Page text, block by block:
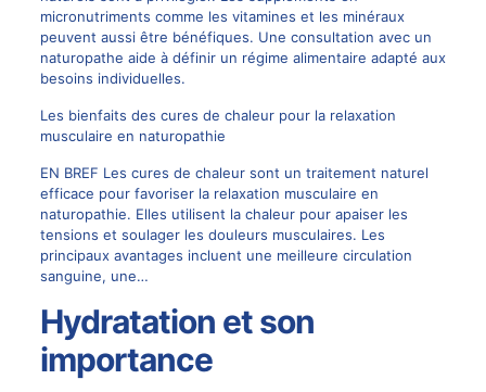
micronutriments comme les vitamines et les minéraux
peuvent aussi être bénéfiques. Une consultation avec un
naturopathe aide à définir un régime alimentaire adapté aux
besoins individuelles.
Les bienfaits des cures de chaleur pour la relaxation
musculaire en naturopathie
EN BREF Les cures de chaleur sont un traitement naturel
efficace pour favoriser la relaxation musculaire en
naturopathie. Elles utilisent la chaleur pour apaiser les
tensions et soulager les douleurs musculaires. Les
principaux avantages incluent une meilleure circulation
sanguine, une…
Hydratation et son
importance